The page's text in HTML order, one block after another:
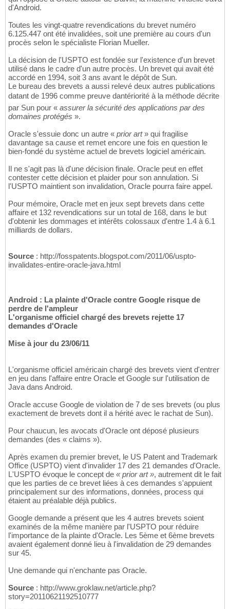
d'Android.
Toutes les vingt-quatre revendications du brevet numéro
6.125.447 ont été invalidées, soit une première au cours d'un
procès selon le spécialiste Florian Mueller.
La décision de l'USPTO est fondée sur l'existence d'un brevet
utilisé dans le cadre d'un autre procès. Un brevet qui avait été
accordé en 1994, soit 3 ans avant le dépôt de Sun.
Le bureau des brevets a aussi relevé deux autres publications
datant de 1996 comme preuve dantériorité à la méthode décrite
par Sun pour « assurer la sécurité des applications par des
domaines protégés ».
Oracle s'essuie donc un autre « prior art» qui fragilise
davantage sa cause et remet encore une fois en question le
bien-fondé du système actuel de brevets logiciel américain.
Il ne s'agit pas là d'une décision finale. Oracle peut en effet
contester cette décision et plaider pour son annulation. Si
l'USPTO maintient son invalidation, Oracle pourra faire appel.
Pour mémoire, Oracle met en jeux sept brevets dans cette
affaire et 132 revendications sur un total de 168, dans le but
d'obtenir les dommages et intérêts colossaux d'entre 1.4 à 6.1
milliards de dollars.
Source : http://fosspatents.blogspot.com/2011/06/uspto-
invalidates-entire-oracle-java.html
Android : La plainte d'Oracle contre Google risque de
perdre de l'ampleur
L'organisme officiel chargé des brevets rejette 17
demandes d'Oracle
Mise à jour du 23/06/11
L'organisme officiel américain chargé des brevets vient d'entrer
en jeu dans l'affaire entre Oracle et Google sur l'utilisation de
Java dans Android.
Oracle accuse Google de violation de 7 de ses brevets (ou plus
exactement de brevets dont il a hérité avec le rachat de Sun).
Pour chaucun, les avocats d'Oracle ont déposé plusieurs
demandes (des « claims »).
Après examen du premier brevet, le US Patent and Trademark
Office (USPTO) vient d'invalider 17 des 21 demandes d'Oracle.
L'USPTO évoque le concept de « prior art », autrement dit le fait
que les parties de ce brevet liées à ces demandes s'appuient
principalement sur des informations, données, process qui
étaient au préalable déjà publics.
Google demande a présent que les 4 autres brevets soient
examinés de la même manière par l'USPTO pour réduire
l'importance de la plainte d'Oracle. Les 5ème et 6ème brevets
avaient également donné lieu à l'invalidation de 29 demandes
sur 45.
Une demande qui n'enchante pas Oracle.
Source : http://www.groklaw.net/article.php?
story=20110621192510777